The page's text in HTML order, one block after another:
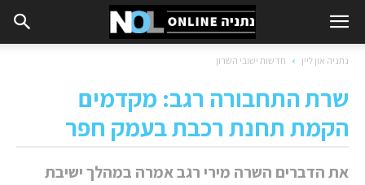
נתניה און ליין חדשות ישובי השרון
שרת התחבורה רגב: מקדמים
הקמת תחנת רכבת בעמק חפר
את הדברים השרה מירי רגב אמרה במהלך ישיבת